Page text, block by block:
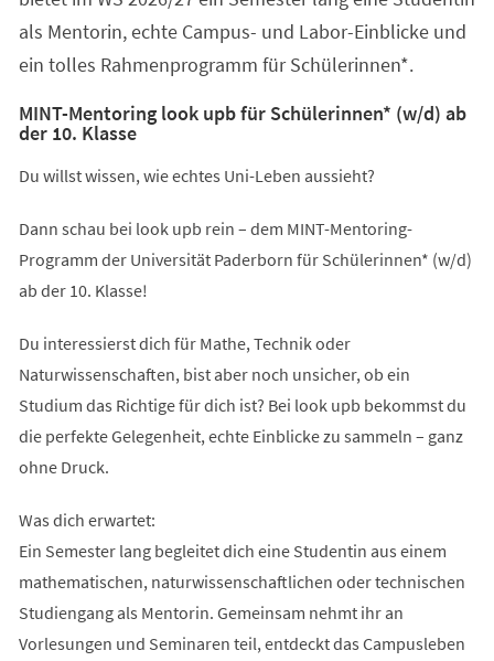
als Mentorin, echte Campus- und Labor-Einblicke und
ein tolles Rahmenprogramm für Schülerinnen*.
MINT-Mentoring look upb für Schülerinnen* (w/d) ab
der 10. Klasse
Du willst wissen, wie echtes Uni-Leben aussieht?
Dann schau bei look upb rein – dem MINT-Mentoring-
Programm der Universität Paderborn für Schülerinnen* (w/d)
ab der 10. Klasse!
Du interessierst dich für Mathe, Technik oder
Naturwissenschaften, bist aber noch unsicher, ob ein
Studium das Richtige für dich ist? Bei look upb bekommst du
die perfekte Gelegenheit, echte Einblicke zu sammeln – ganz
ohne Druck.
Was dich erwartet:
Ein Semester lang begleitet dich eine Studentin aus einem
mathematischen, naturwissenschaftlichen oder technischen
Studiengang als Mentorin. Gemeinsam nehmt ihr an
Vorlesungen und Seminaren teil, entdeckt das Campusleben